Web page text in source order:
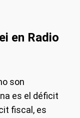
en Radio
son
es el déficit
fiscal, es